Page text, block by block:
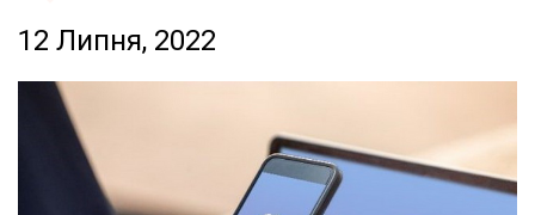
12 Липня, 2022